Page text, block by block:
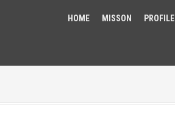
HOME MISSON PROFILE